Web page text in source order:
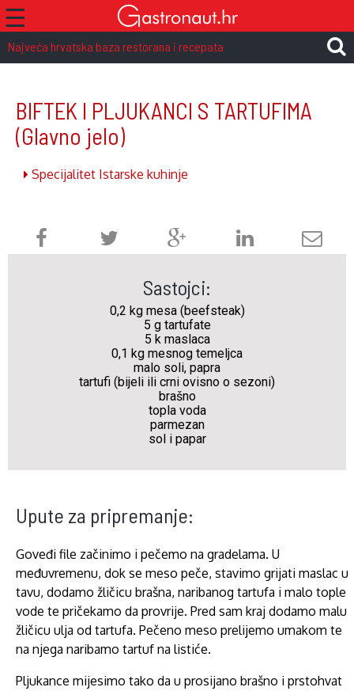
☰
Najveća hrvatska baza restorana i recepata
BIFTEK I PLJUKANCI S TARTUFIMA
(Glavno jelo)
Specijalitet Istarske kuhinje
Sastojci:
0,2 kg mesa (beefsteak)
5 g tartufate
5 k maslaca
0,1 kg mesnog temeljca
malo soli, papra
tartufi (bijeli ili crni ovisno o sezoni)
brašno
topla voda
parmezan
sol i papar
Upute za pripremanje:
Goveđi file začinimo i pečemo na gradelama. U
međuvremenu, dok se meso peče, stavimo grijati maslac u
tavu, dodamo žličicu brašna, naribanog tartufa i malo tople
vode te pričekamo da provrije. Pred sam kraj dodamo malu
žličicu ulja od tartufa. Pečeno meso prelijemo umakom te
na njega naribamo tartuf na listiće.
Pljukance mijesimo tako da u prosijano brašno i prstohvat